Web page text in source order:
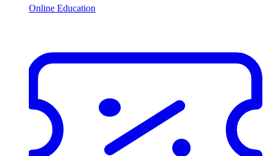
Online Education